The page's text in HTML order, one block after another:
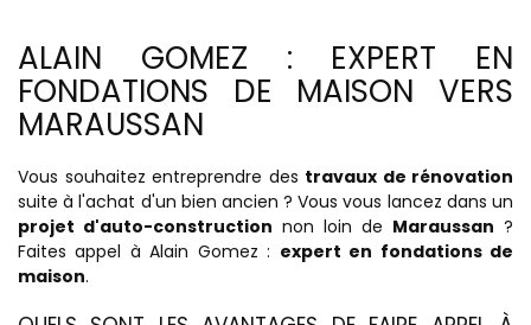
ALAIN GOMEZ : EXPERT EN
FONDATIONS DE MAISON VERS
MARAUSSAN
Vous souhaitez entreprendre des travaux de rénovation
suite à l'achat d'un bien ancien ? Vous vous lancez dans un
projet d'auto-construction non loin de Maraussan ?
Faites appel à Alain Gomez : expert en fondations de
maison.